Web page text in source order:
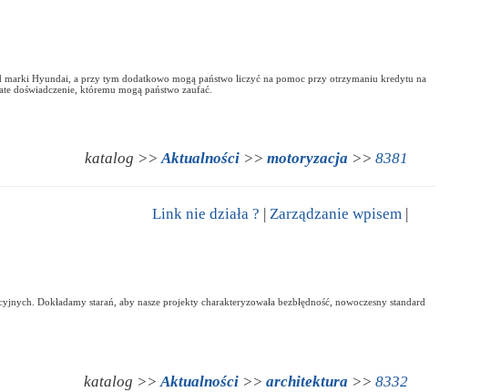
marki Hyundai, a przy tym dodatkowo mogą państwo liczyć na pomoc przy otrzymaniu kredytu na
doświadczenie, któremu mogą państwo zaufać.
katalog >>Aktualności >>motoryzacja >>8381
Link nie działa ? |Zarządzanie wpisem |
Dokładamy starań, aby nasze projekty charakteryzowała bezbłędność, nowoczesny standard
katalog >>Aktualności >>architektura >>8332